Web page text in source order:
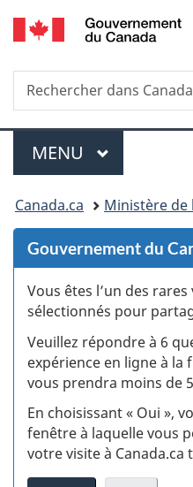
Recherche
Rechercher
dans
Menu
MENU PRINCIPAL
Vous
êtes
ici :
Canada.ca Ministère de
Gouvernement du
Vous êtes l’un des
sélectionnés pour
Veuillez répondre à 6
expérience en ligne à la
vous prendra moins de
En choisissant « Oui »,
fenêtre à laquelle vous
votre visite à Canada.ca